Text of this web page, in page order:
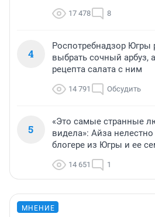
17 478 8
4
Роспотребнадзор Югры
выбрать сочный арбуз,
рецепта салата с ним
14 791 Обсудить
5
«Это самые странные
видела»: Айза
блогере из Югры и ее
14 651 1
МНЕНИЕ